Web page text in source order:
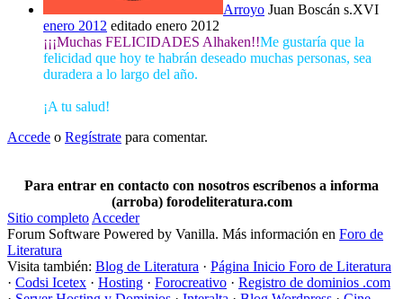
Arroyo Juan Boscán s.XVI
enero 2012 editado enero 2012
¡¡¡Muchas FELICIDADES Alhaken!!Me gustaría que la
felicidad que hoy te habrán deseado muchas personas, sea
duradera a lo largo del año.
¡A tu salud!
Accede o Regístrate para comentar.
Para entrar en contacto con nosotros escríbenos a informa
(arroba) forodeliteratura.com
Sitio completo Acceder
Forum Software Powered by Vanilla. Más información en Foro de
Literatura
Visita también: Blog de Literatura · Página Inicio Foro de Literatura
· Codsi Icetex · Hosting · Forocreativo · Registro de dominios .com